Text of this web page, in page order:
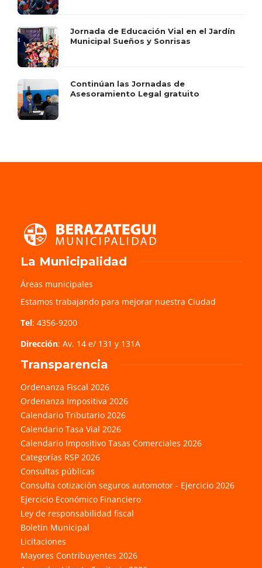
Jornada de Educación Vial en el Jardín
Municipal Sueños y Sonrisas
Continúan las Jornadas de
Asesoramiento Legal gratuito
La Municipalidad
Áreas municipales
Estamos trabajando para mejorar nuestra Ciudad
Tel: 4356-9200
Dirección: Av. 14 e/ 131 y 131A
Transparencia
Ordenanza Fiscal 2026
Ordenanza Impositiva 2026
Calendario Tributario 2026
Calendario Tasa Vial 2026
Calendario Impositivo Tasas Comerciales 2026
Categorías RSP 2026
Consultas públicas
Consulta cotización seguros automotor - Ejercicio 2026
Ejercicio Económico Financiero
Ley de responsabilidad fiscal
Boletín Municipal
Licitaciones
Mayores Contribuyentes 2026